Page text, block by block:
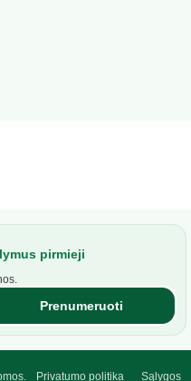
pirmieji
Prenumeruoti
Privatumo politika Sąlygos